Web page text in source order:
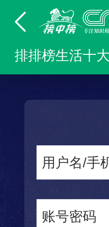
排排榜生活十
用户名/手
账号密码